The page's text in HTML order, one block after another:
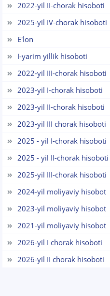
2022-yil II-chorak hisoboti
2025-yil IV-chorak hisoboti
E'lon
I-yarim yillik hisoboti
2022-yil III-chorak hisoboti
2023-yil I-chorak hisoboti
2023-yil II-chorak hisoboti
2023-yil III chorak hisoboti
2025 - yil I-chorak hisoboti
2025 - yil II-chorak hisoboti
2025-yil III-chorak hisoboti
2024-yil moliyaviy hisobot
2023-yil moliyaviy hisobot
2021-yil moliyaviy hisobot
2026-yil I chorak hisoboti
2026-yil II chorak hisoboti